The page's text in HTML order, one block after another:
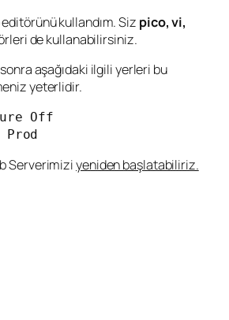
kullandım. Siz pico, vi,
de kullanabilirsiniz.
aşağıdaki ilgili yerleri bu
yeterlidir.
Off
Prod
Serverimiziyeniden başlatabiliriz.